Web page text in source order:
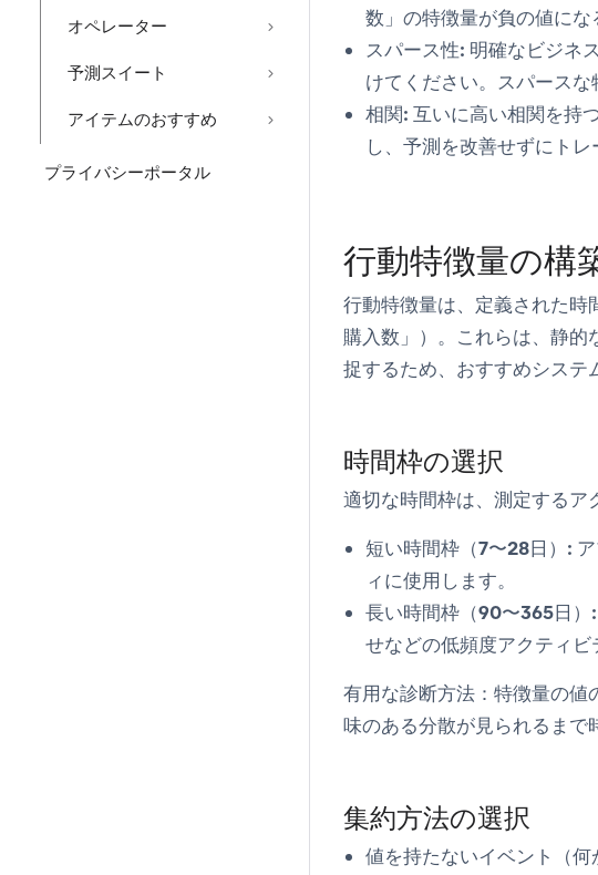
オペレーター
予測スイート
アイテムのおすすめ
プライバシーポータル
数」の特徴量が負の値にな
スパース性: 明確なビジネ
けてください。スパースな
相関: 互いに高い相関を持
し、予測を改善せずにトレ
行動特徴量の構
行動特徴量は、定義された
購入数」）。これらは、静
捉するため、おすすめシステ
時間枠の選択
適切な時間枠は、測定するア
短い時間枠（7〜28日）:
ィに使用します。
長い時間枠（90〜365日）:
せなどの低頻度アクティビ
有用な診断方法：特徴量の値
味のある分散が見られるまで
集約方法の選択
値を持たないイベント （